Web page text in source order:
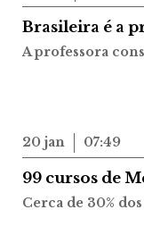
Brasileira é a
A professora
20 jan 07:49
99 cursos de
Cerca de 30%